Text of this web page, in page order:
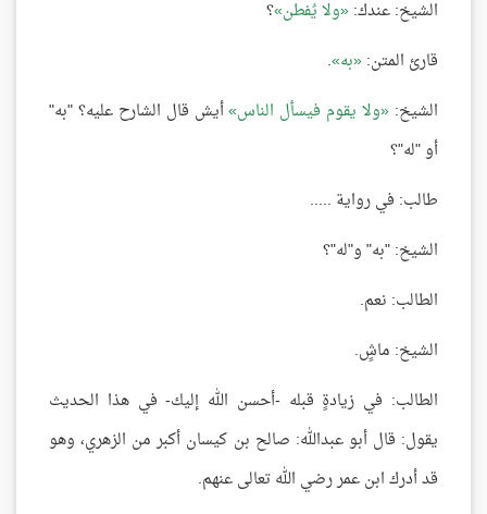
الشيخ: عندك: ولا يُفطن ؟
قارئ المتن: به .
الشيخ: ولا يقوم فيسأل الناس أيش قال الشارح عليه؟ "به"
أو "له"؟
طالب: في رواية .....
الشيخ: "به" و"له"؟
الطالب: نعم.
الشيخ: ماشٍ.
الطالب: في زيادةٍ قبله -أحسن الله إليك- في هذا الحديث
يقول: قال أبو عبدالله: صالح بن كيسان أكبر من الزهري، وهو
قد أدرك ابن عمر رضي الله تعالى عنهم.